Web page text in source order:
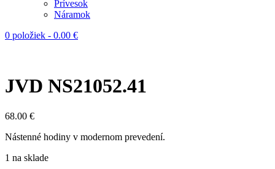
Prívesok
Náramok
0 položiek - 0.00 €
JVD NS21052.41
68.00 €
Nástenné hodiny v modernom prevedení.
1 na sklade